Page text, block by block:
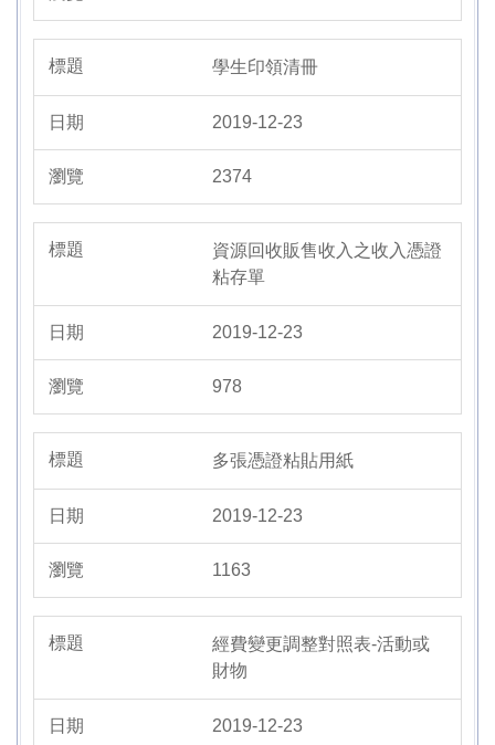
學生印領清冊
2019-12-23
2374
資源回收販售收入之收入憑證
粘存單
2019-12-23
978
多張憑證粘貼用紙
2019-12-23
1163
經費變更調整對照表-活動或
財物
2019-12-23